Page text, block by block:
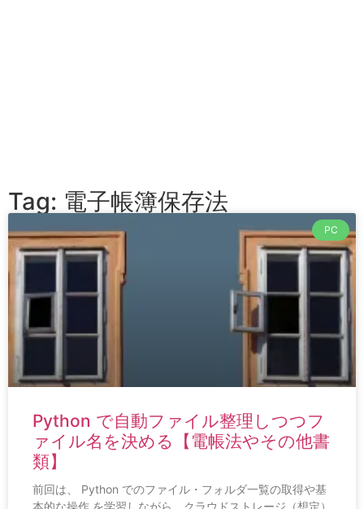
Tag: 電子帳簿保存法
PC
Python で自動ファイル整理しつつフ
ァイル名を決める【電帳法やその他書
類】
前回は、 Python でのファイル・フォルダ一覧の取得や基
本的な操作 を学習しながら、クラウドストレージ（想定）